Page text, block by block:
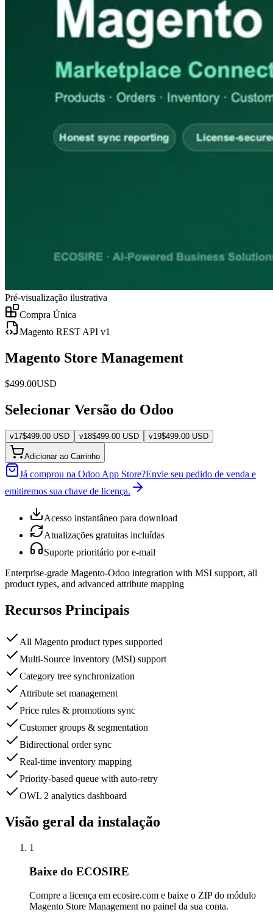
Pré-visualização ilustrativa
Compra Única
Magento REST API v1
Magento Store Management
$499.00USD
Selecionar Versão do Odoo
v17$499.00 USD v18$499.00 USD v19$499.00 USD
Adicionar ao Carrinho
Já comprou na Odoo App Store?Envie seu pedido de venda e
emitiremos sua chave de licença.
Acesso instantâneo para download
Atualizações gratuitas incluídas
Suporte prioritário por e-mail
Enterprise-grade Magento-Odoo integration with MSI support, all
product types, and advanced attribute mapping
Recursos Principais
All Magento product types supported
Multi-Source Inventory (MSI) support
Category tree synchronization
Attribute set management
Price rules & promotions sync
Customer groups & segmentation
Bidirectional order sync
Real-time inventory mapping
Priority-based queue with auto-retry
OWL 2 analytics dashboard
Visão geral da instalação
1
Baixe do ECOSIRE
Compre a licença em ecosire.com e baixe o ZIP do módulo
Magento Store Management no painel da sua conta.